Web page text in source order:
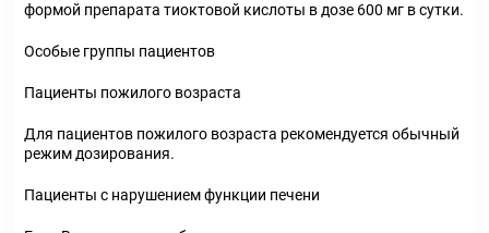
формой препарата тиоктовой кислоты в дозе 600 мг в сутки.
Особые группы пациентов
Пациенты пожилого возраста
Для пациентов пожилого возраста рекомендуется обычный
режим дозирования.
Пациенты с нарушением функции печени